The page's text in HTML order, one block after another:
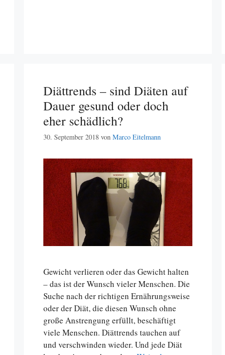
Diättrends – sind Diäten auf
Dauer gesund oder doch
eher schädlich?
30. September 2018 von Marco Eitelmann
Gewicht verlieren oder das Gewicht halten
– das ist der Wunsch vieler Menschen. Die
Suche nach der richtigen Ernährungsweise
oder der Diät, die diesen Wunsch ohne
große Anstrengung erfüllt, beschäftigt
viele Menschen. Diättrends tauchen auf
und verschwinden wieder. Und jede Diät